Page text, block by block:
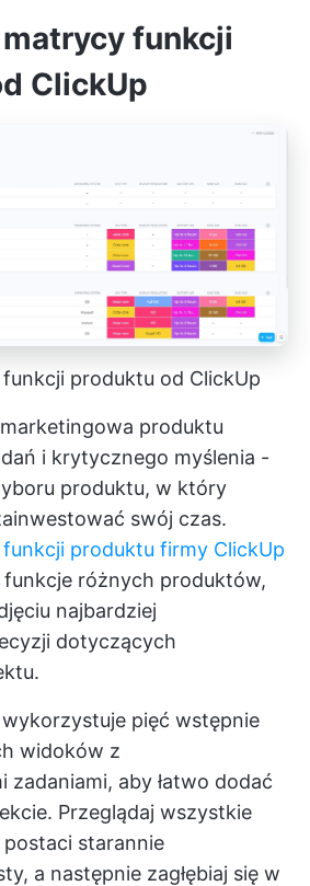
funkcji
ClickUp
produktu od ClickUp
produktu
i krytycznego myślenia -
produktu, w który
swój czas.
produktu firmy ClickUp
różnych produktów,
najbardziej
dotyczących
pięć wstępnie
widoków z
zadaniami, aby łatwo dodać
Przeglądaj wszystkie
starannie
a następnie zagłębiaj się w